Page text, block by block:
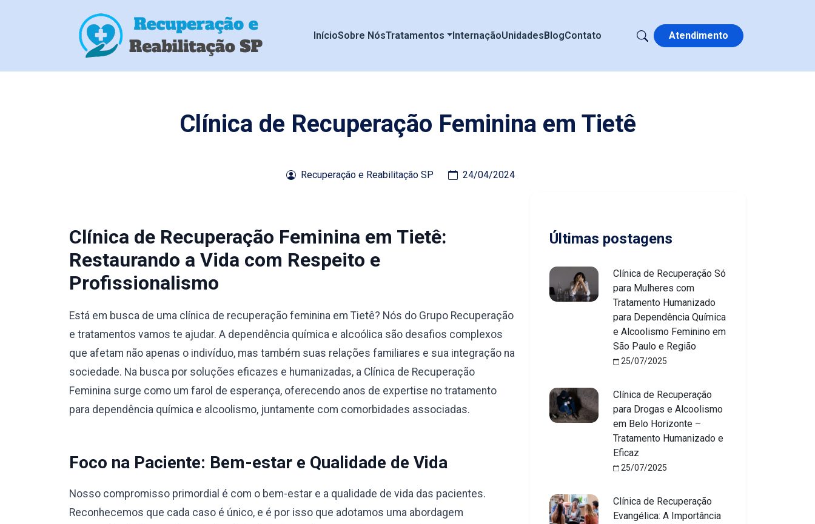
InícioSobre NósTratamentos InternaçãoUnidadesBlogContato Atendimento
Clínica de Recuperação Feminina em Tietê
Recuperação e Reabilitação SP 24/04/2024
Clínica de Recuperação Feminina em Tietê:
Restaurando a Vida com Respeito e
Profissionalismo
Está em busca de uma clínica de recuperação feminina em Tietê? Nós do Grupo Recuperação
e tratamentos vamos te ajudar. A dependência química e alcoólica são desafios complexos
que afetam não apenas o indivíduo, mas também suas relações familiares e sua integração na
sociedade. Na busca por soluções eficazes e humanizadas, a Clínica de Recuperação
Feminina surge como um farol de esperança, oferecendo anos de expertise no tratamento
para dependência química e alcoolismo, juntamente com comorbidades associadas.
Foco na Paciente: Bem-estar e Qualidade de Vida
Nosso compromisso primordial é com o bem-estar e a qualidade de vida das pacientes.
Reconhecemos que cada caso é único, e é por isso que adotamos uma abordagem
Últimas postagens
Clínica de Recuperação Só
para Mulheres com
Tratamento Humanizado
para Dependência Química
e Alcoolismo Feminino em
São Paulo e Região
25/07/2025
Clínica de Recuperação
para Drogas e Alcoolismo
em Belo Horizonte –
Tratamento Humanizado e
Eficaz
25/07/2025
Clínica de Recuperação
Evangélica: A Importância